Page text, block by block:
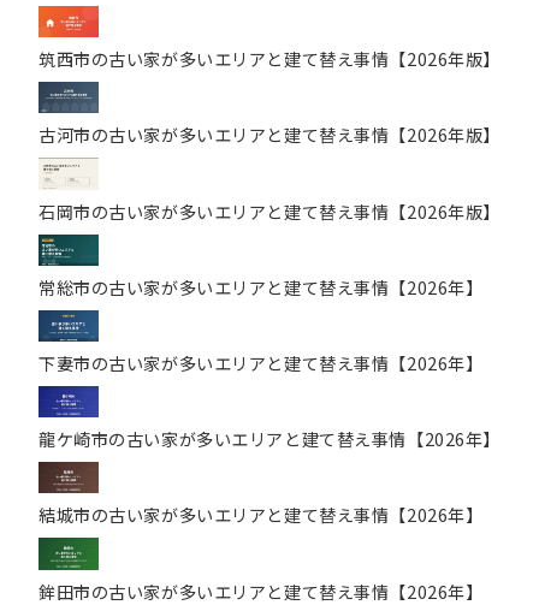
筑西市の古い家が多いエリアと建て替え事情【2026年版】
古河市の古い家が多いエリアと建て替え事情【2026年版】
石岡市の古い家が多いエリアと建て替え事情【2026年版】
常総市の古い家が多いエリアと建て替え事情【2026年】
下妻市の古い家が多いエリアと建て替え事情【2026年】
龍ケ崎市の古い家が多いエリアと建て替え事情【2026年】
結城市の古い家が多いエリアと建て替え事情【2026年】
鉾田市の古い家が多いエリアと建て替え事情【2026年】